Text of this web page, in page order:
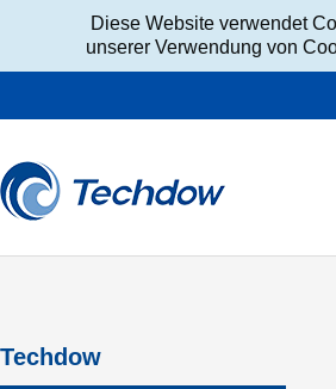
Diese Website verwendet
unserer Verwendung von
Techdow